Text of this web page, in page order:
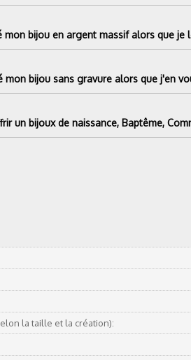
mon bijou en argent massif alors que
mon bijou sans gravure alors que j'en
un bijoux de naissance, Baptême,
la taille et la création):